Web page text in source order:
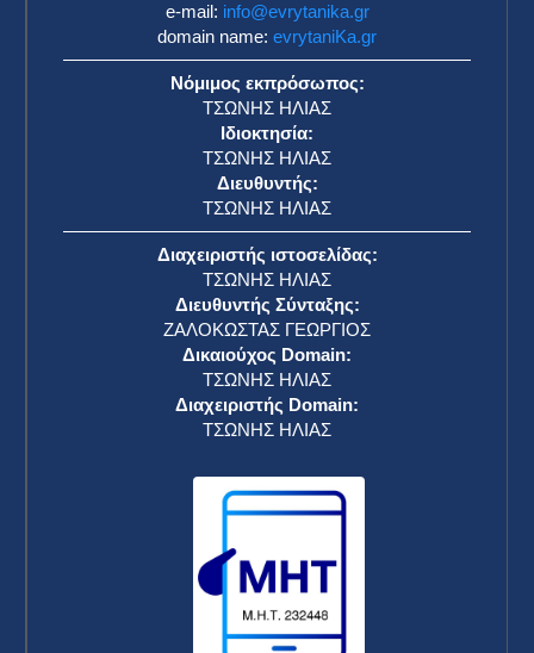
Δήμος Καρπενησίου: “Δεν θα συναινέσουμε σε
ενέργειες που στρέφονται κατά του φυσικού
πλούτου της Ευρυτανίας” – Αντίδραση στα
σχέδια εκτροπής των ποταμών
31 Οκτωβρίου 2025
ΣΕΔΕ: “Δυσαρέσκεια και προβληματισμός για